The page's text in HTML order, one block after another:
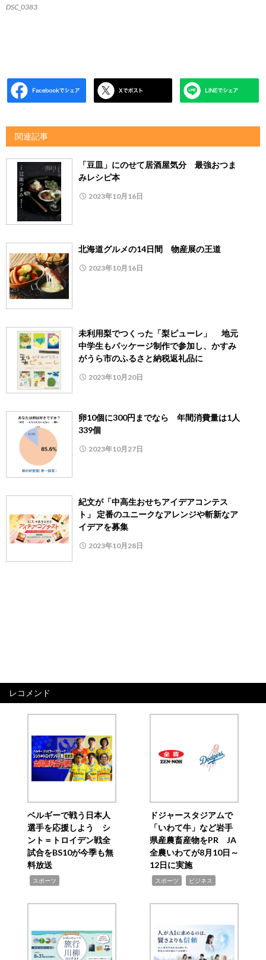
DSC_0383
関連記事
「豆皿」にのせて居酒屋気分 最強おつま
みレシピ本
2023年10月16日
北海道グルメの14日間 物産展の王道
2023年10月16日
未利用梨でつくった「梨ピューレ」 地元
中学生もパッケージ制作で参加し、かすみ
がうら市のふるさと納税返礼品に
2023年10月20日
卵10個に300円までなら 年間消費量は1人
339個
2023年10月27日
紀文が「中高生おせちアイデアコンテス
ト」 定番のユニークなアレンジや斬新なア
イデアを募集
2023年10月28日
レコメンド
ベルギーで戦う日本人
選手を応援しよう シ
ント＝トロイデン戦全
試合をBS10が今季も無
料放送
スポーツ
ドジャースタジアムで
「いわて牛」など岩手
県産農畜産物をPR JA
全農いわてが8月10日～
12日に実施
スポーツ ビジネス